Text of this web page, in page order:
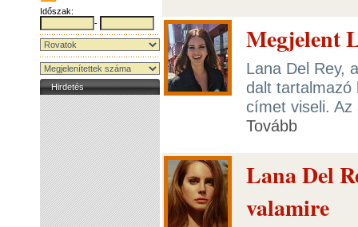
Időszak:
-
Hirdetés
Megjelent
Lana Del Rey,
dalt tartalmazó
címet viseli.
Tovább
Lana Del
valamire